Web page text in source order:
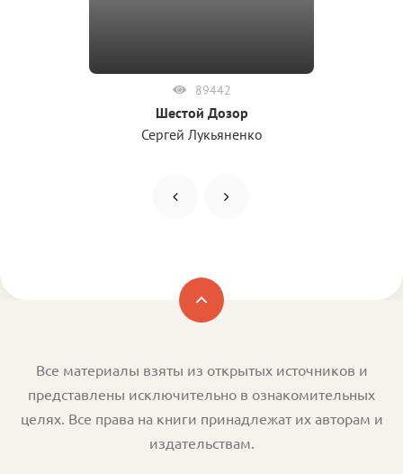
89442
Шестой Дозор
Сергей Лукьяненко
Все материалы взяты из открытых источников и
представлены исключительно в ознакомительных
целях. Все права на книги принадлежат их авторам и
издательствам.